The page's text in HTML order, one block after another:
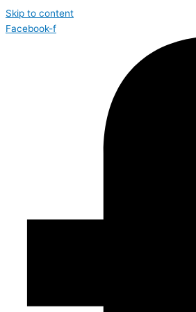
Skip to content
Facebook-f